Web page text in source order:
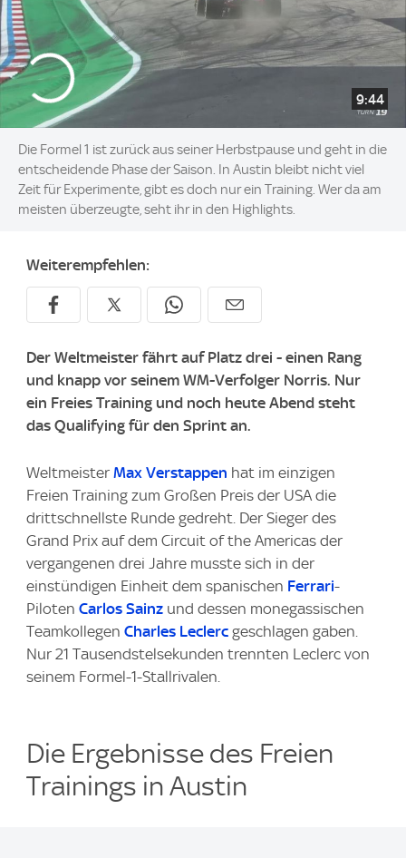
9:44
Die Formel 1 ist zurück aus seiner Herbstpause und geht in die
entscheidende Phase der Saison. In Austin bleibt nicht viel
Zeit für Experimente, gibt es doch nur ein Training. Wer da am
meisten überzeugte, seht ihr in den Highlights.
Weiterempfehlen:
Der Weltmeister fährt auf Platz drei - einen Rang
und knapp vor seinem WM-Verfolger Norris. Nur
ein Freies Training und noch heute Abend steht
das Qualifying für den Sprint an.
Weltmeister Max Verstappen hat im einzigen
Freien Training zum Großen Preis der USA die
drittschnellste Runde gedreht. Der Sieger des
Grand Prix auf dem Circuit of the Americas der
vergangenen drei Jahre musste sich in der
einstündigen Einheit dem spanischen Ferrari-
Piloten Carlos Sainz und dessen monegassischen
Teamkollegen Charles Leclerc geschlagen gaben.
Nur 21 Tausendstelsekunden trennten Leclerc von
seinem Formel-1-Stallrivalen.
Die Ergebnisse des Freien
Trainings in Austin